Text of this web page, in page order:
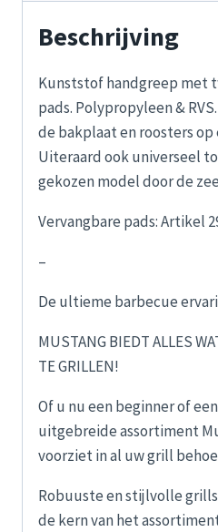
Beschrijving
Kunststof handgreep met
pads. Polypropyleen &
de bakplaat en roosters
Uiteraard ook universeel
gekozen model door de
Vervangbare pads: Artikel
–
De ultieme barbecue
MUSTANG BIEDT ALLES
TE GRILLEN!
Of u nu een beginner of
uitgebreide assortiment
voorziet in al uw grill
Robuuste en stijlvolle
de kern van het